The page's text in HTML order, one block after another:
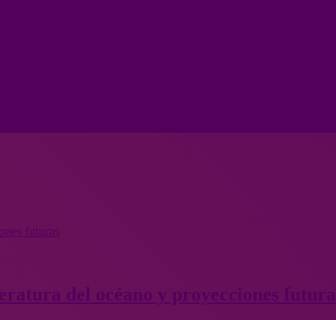
del océano y proyecciones